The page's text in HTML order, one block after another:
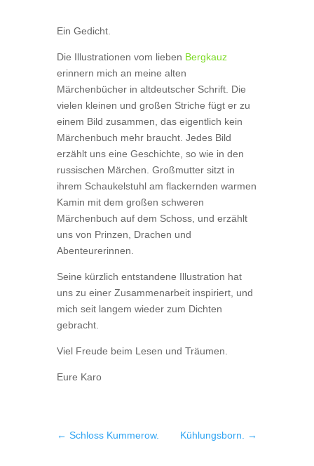
Ein Gedicht.
Die Illustrationen vom lieben Bergkauz
erinnern mich an meine alten
Märchenbücher in altdeutscher Schrift. Die
vielen kleinen und großen Striche fügt er zu
einem Bild zusammen, das eigentlich kein
Märchenbuch mehr braucht. Jedes Bild
erzählt uns eine Geschichte, so wie in den
russischen Märchen. Großmutter sitzt in
ihrem Schaukelstuhl am flackernden warmen
Kamin mit dem großen schweren
Märchenbuch auf dem Schoss, und erzählt
uns von Prinzen, Drachen und
Abenteurerinnen.
Seine kürzlich entstandene Illustration hat
uns zu einer Zusammenarbeit inspiriert, und
mich seit langem wieder zum Dichten
gebracht.
Viel Freude beim Lesen und Träumen.
Eure Karo
← Schloss Kummerow. Kühlungsborn. →